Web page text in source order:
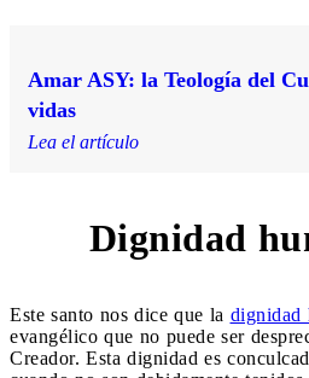
Amar ASY: la Teología del
vidas
Lea el artículo
Dignidad
Este santo nos dice que la dignidad
evangélico que no puede ser
Creador. Esta dignidad es